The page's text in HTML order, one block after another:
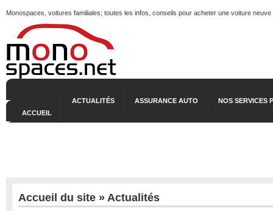
Monospaces, voitures familiales; toutes les infos, conseils pour acheter une voiture
ACCUEIL
ACTUALITÉS ASSURANCE AUTO NOS SERVICES
Accueil du site » Actualités